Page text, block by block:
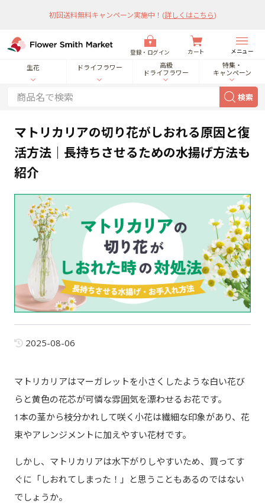
初回送料無料キャンペーン実施中！ (詳しくはこちら)
登録・ログイン カート メニュー
生花 ドライフラワー
高級
ドライフラワー
特集・
キャンペーン
検索
マトリカリアの切り花がしおれる原因と復
活方法｜長持ちさせるための水揚げ方法も
紹介
2025-08-06
マトリカリアはマーガレットを小さくしたような白い花び
らと黄色の花芯が可憐な雰囲気を漂わせるお花です。
1本の茎から枝分かれして咲く小花は繊細な印象があり、花
束やアレンジメントに加えやすい花材です。
しかし、マトリカリアは水下がりしやすいため、買ってす
ぐに「しおれてしまった！」と思うこともあるのではない
でしょうか。